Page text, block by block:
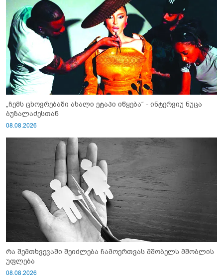
„ჩემს ცხოვრებაში ახალი ეტაპი იწყება“ - ინტერვიუ ნუცა
ბუზალაძესთან
08.08.2026
რა შემთხვევაში შეიძლება ჩამოერთვას მშობელს მშობლის
უფლება
08.08.2026